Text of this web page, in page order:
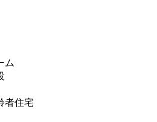
ム
者住宅